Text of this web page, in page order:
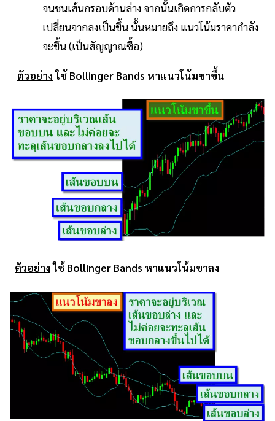
จนชนเส้นกรอบด้านล่าง จากนั้นเกิดการกลับตัว
เปลี่ยนจากลงเป็นขึ้น นั้นหมายถึง แนวโน้มราคากำลัง
จะขึ้น (เป็นสัญญาณซื้อ)
ตัวอย่างใช้ Bollinger Bands หาแนวโน้มขาขึ้น
ตัวอย่างใช้ Bollinger Bands หาแนวโน้มขาลง